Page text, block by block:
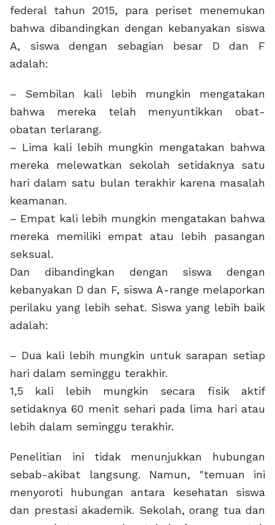
federal tahun 2015, para periset menemukan
bahwa dibandingkan dengan kebanyakan siswa
A, siswa dengan sebagian besar D dan F
adalah:
– Sembilan kali lebih mungkin mengatakan
bahwa mereka telah menyuntikkan obat-
obatan terlarang.
– Lima kali lebih mungkin mengatakan bahwa
mereka melewatkan sekolah setidaknya satu
hari dalam satu bulan terakhir karena masalah
keamanan.
– Empat kali lebih mungkin mengatakan bahwa
mereka memiliki empat atau lebih pasangan
seksual.
Dan dibandingkan dengan siswa dengan
kebanyakan D dan F, siswa A-range melaporkan
perilaku yang lebih sehat. Siswa yang lebih baik
adalah:
– Dua kali lebih mungkin untuk sarapan setiap
hari dalam seminggu terakhir.
1,5 kali lebih mungkin secara fisik aktif
setidaknya 60 menit sehari pada lima hari atau
lebih dalam seminggu terakhir.
Penelitian ini tidak menunjukkan hubungan
sebab-akibat langsung. Namun, "temuan ini
menyoroti hubungan antara kesehatan siswa
dan prestasi akademik. Sekolah, orang tua dan